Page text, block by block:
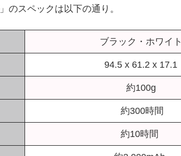
」のスペックは以下の通り。
ブラック・ホワイト
94.5 x 61.2 x 17.1
約100g
約300時間
約10時間